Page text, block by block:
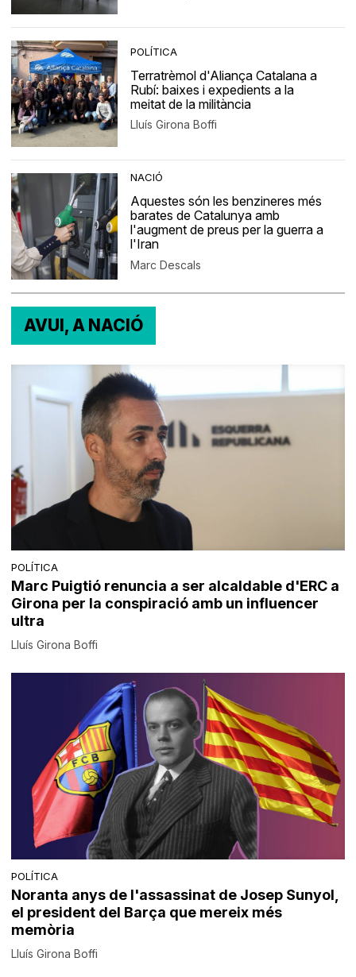
POLÍTICA
Terratrèmol d'Aliança Catalana a
Rubí: baixes i expedients a la
meitat de la militància
Lluís Girona Boffi
NACIÓ
Aquestes són les benzineres més
barates de Catalunya amb
l'augment de preus per la guerra a
l'Iran
Marc Descals
AVUI, A NACIÓ
POLÍTICA
Marc Puigtió renuncia a ser alcaldable d'ERC a
Girona per la conspiració amb un influencer
ultra
Lluís Girona Boffi
POLÍTICA
Noranta anys de l'assassinat de Josep Sunyol,
el president del Barça que mereix més
memòria
Lluís Girona Boffi